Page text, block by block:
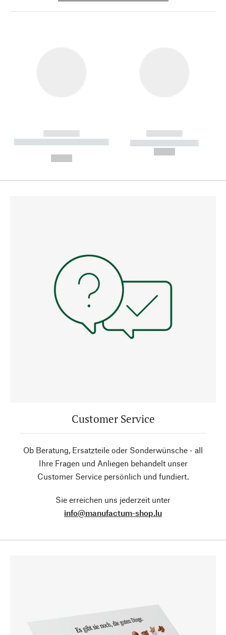
------------
----------- ----------- --------
------------
----------- -----------
Customer Service
Ob Beratung, Ersatzteile oder Sonderwünsche - all
Ihre Fragen und Anliegen behandelt unser
Customer Service persönlich und fundiert.
Sie erreichen uns jederzeit unter
info@manufactum-shop.lu